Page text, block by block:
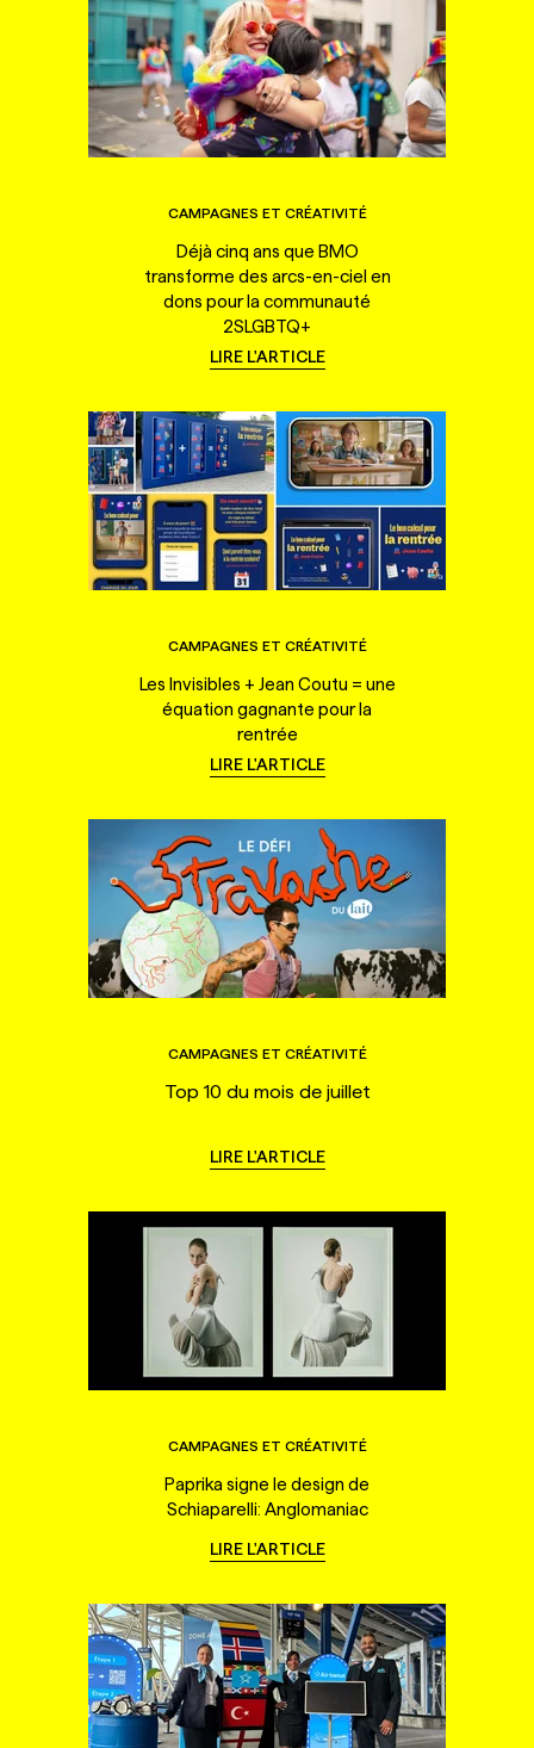
CAMPAGNES ET CRÉATIVITÉ
Déjà cinq ans que BMO
transforme des arcs-en-ciel en
dons pour la communauté
2SLGBTQ+
LIRE L'ARTICLE
CAMPAGNES ET CRÉATIVITÉ
Les Invisibles + Jean Coutu = une
équation gagnante pour la
rentrée
LIRE L'ARTICLE
CAMPAGNES ET CRÉATIVITÉ
Top 10 du mois de juillet
LIRE L'ARTICLE
CAMPAGNES ET CRÉATIVITÉ
Paprika signe le design de
Schiaparelli: Anglomaniac
LIRE L'ARTICLE